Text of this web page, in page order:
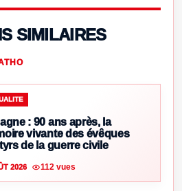
SIMILAIRES
: 90 ans après, la
vivante des évêques
de la guerre civile
2026 112 vues